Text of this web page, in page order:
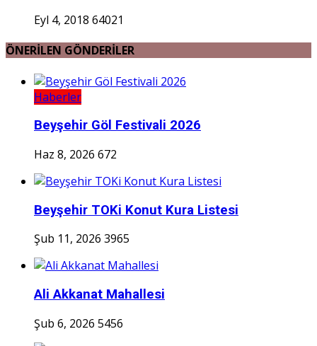
Eyl 4, 2018 64021
ÖNERİLEN GÖNDERİLER
Haberler
Beyşehir Göl Festivali 2026
Haz 8, 2026 672
Beyşehir TOKi Konut Kura Listesi
Şub 11, 2026 3965
Ali Akkanat Mahallesi
Şub 6, 2026 5456